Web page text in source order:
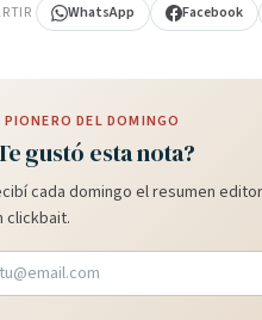
WhatsApp Facebook
PIONERO DEL DOMINGO
gustó esta nota?
cada domingo el resumen
clickbait.